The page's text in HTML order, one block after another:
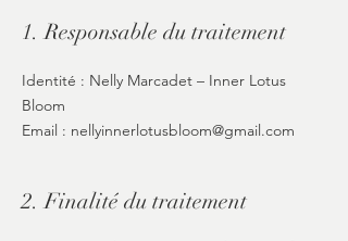
1. Responsable du traitement
Identité : Nelly Marcadet – Inner Lotus
Bloom
Email : nellyinnerlotusbloom@gmail.com
2. Finalité du traitement